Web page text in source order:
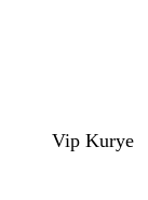
Vip Kurye